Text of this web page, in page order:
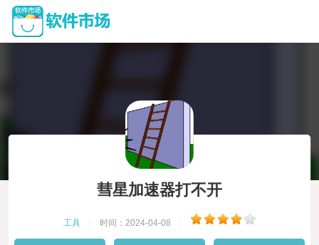
彗星加速器打不开
工具 时间：2024-04-08